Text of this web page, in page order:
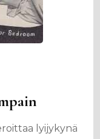
lyijykynä